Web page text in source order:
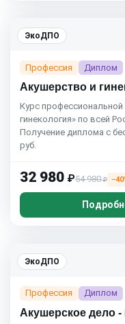
ЭкоДПО
Профессия Диплом
Акушерство и
Курс
гинекология» по всей
Получение диплома с
руб.
32 980 ₽54 980₽
ЭкоДПО
Профессия Диплом
Акушерское дело -